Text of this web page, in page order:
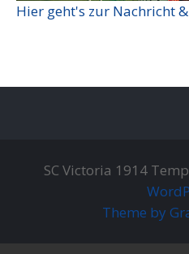
Hier geht's zur Nachricht
SC Victoria 1914
Theme by